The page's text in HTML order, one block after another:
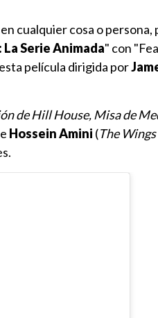
cualquier cosa o
Serie Animada" con
película dirigida por
de Hill House, Misa de
Hossein Amini (The